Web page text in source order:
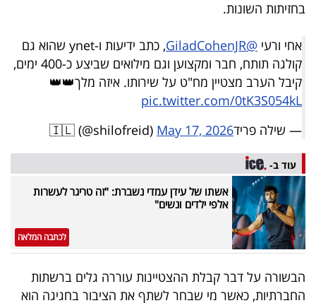
שיתופי
פעולה
ניוזלטרים
מייל
אדום
בחזיתות השונות.
אחי ורעי @GiladCohenJR
, כתב ידיעות ו-ynet שהוא גם
קולגה תותח, חבר ומקצוען וגם מילואים שביצע כ-400 ימים,
קיבל הערב מצטיין מח"ט על שירותו. איזה מלך👑👑
pic.twitter.com/0tK3S054kL
— שילה פריד🇮🇱 (@shilofreid)May 17, 2026
עוד ב-
אשתו של עידן עמדי נשברת: "זה טריגר לעשרות
אלפי ילדים ונשים"
לכתבה המלאה
הבשורה על דבר קבלת ההצטיינות עוררה גלים ברשתות
החברתיות, כאשר מי שבחר לשתף את הציבור בחגיגה הוא